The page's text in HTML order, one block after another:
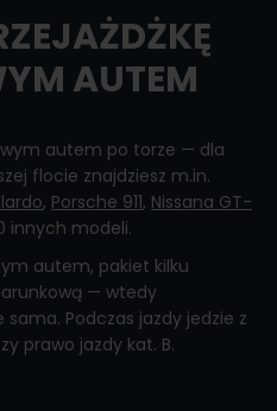
AUTEM
autem po torze — dla
flocie znajdziesz m.in.
, Porsche 911, Nissana GT-
innych modeli.
autem, pakiet kilku
— wtedy
Podczas jazdy jedzie z
prawo jazdy kat. B.